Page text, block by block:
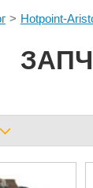
Hotpoint-